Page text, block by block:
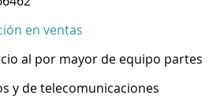
en ventas
al por mayor de equipo partes
y de telecomunicaciones